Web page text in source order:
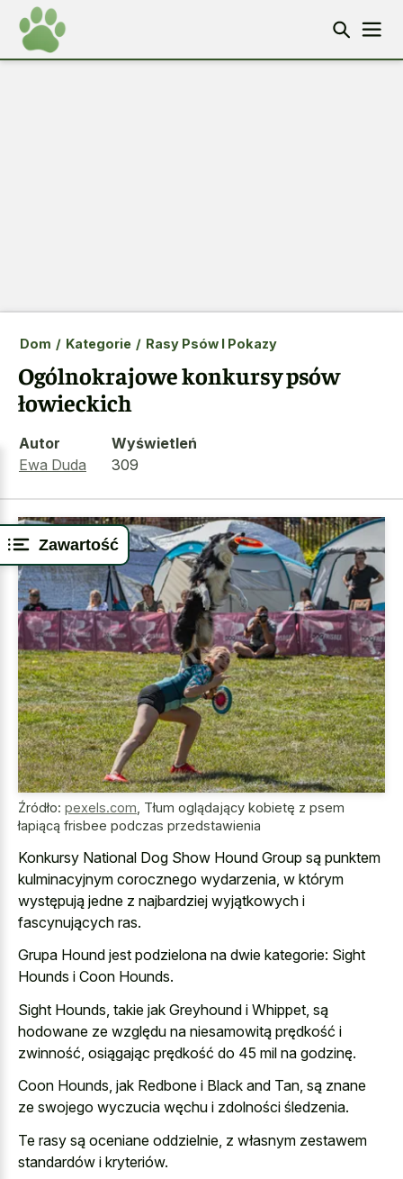
Zawartość
Dom / Kategorie / Rasy Psów I Pokazy
Ogólnokrajowe konkursy psów
łowieckich
Autor
Ewa Duda
Wyświetleń
309
Źródło: pexels.com Tłum oglądający kobietę z psem
łapiącą frisbee podczas przedstawienia
Konkursy National Dog Show Hound Group są punktem
kulminacyjnym corocznego wydarzenia, w którym
występują jedne z najbardziej wyjątkowych i
fascynujących ras.
Grupa Hound jest podzielona na dwie kategorie: Sight
Hounds i Coon Hounds.
Sight Hounds, takie jak Greyhound i Whippet, są
hodowane ze względu na niesamowitą prędkość i
zwinność, osiągając prędkość do 45 mil na godzinę.
Coon Hounds, jak Redbone i Black and Tan, są znane
ze swojego wyczucia węchu i zdolności śledzenia.
Te rasy są oceniane oddzielnie, z własnym zestawem
standardów i kryteriów.